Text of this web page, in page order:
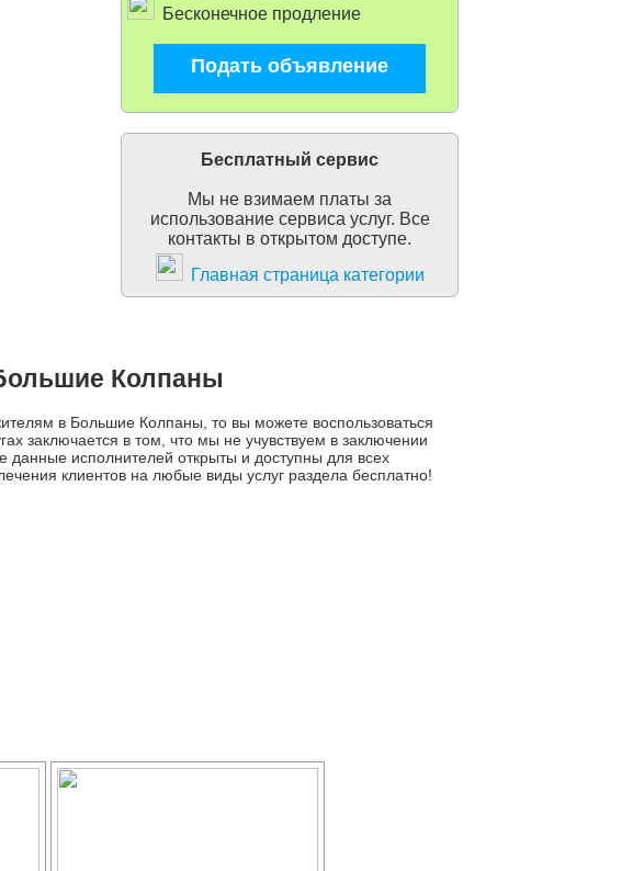
Бесконечное продление
Подать объявление
Бесплатный сервис
Мы не взимаем платы за
использование сервиса услуг. Все
контакты в открытом доступе.
Главная страница категории
Колпаны
в Большие Колпаны, то вы можете воспользоваться
заключается в том, что мы не учувствуем в заключении
данные исполнителей открыты и доступны для всех
клиентов на любые виды услуг раздела бесплатно!